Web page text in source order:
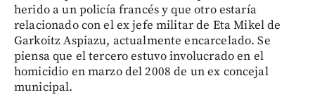
herido a un policía francés y que otro estaría
relacionado con el ex jefe militar de Eta Mikel de
Garkoitz Aspiazu, actualmente encarcelado. Se
piensa que el tercero estuvo involucrado en el
homicidio en marzo del 2008 de un ex concejal
municipal.